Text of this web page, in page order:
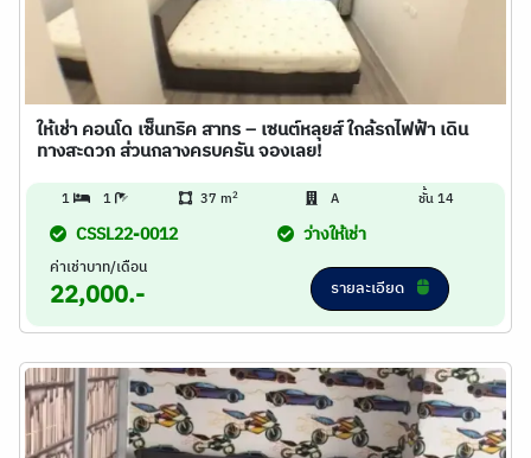
ให้เช่า คอนโด เซ็นทริค สาทร – เซนต์หลุยส์ ใกล้รถไฟฟ้า เดิน
ทางสะดวก ส่วนกลางครบครัน จองเลย!
1 1 37 m2 A ชั้น 14
CSSL22-0012 ว่างให้เช่า
ค่าเช่าบาท/เดือน
22,000.- รายละเอียด